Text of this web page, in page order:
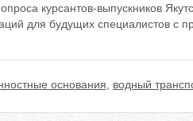
курсантов-выпускников
для будущих специалистов с
основания водный